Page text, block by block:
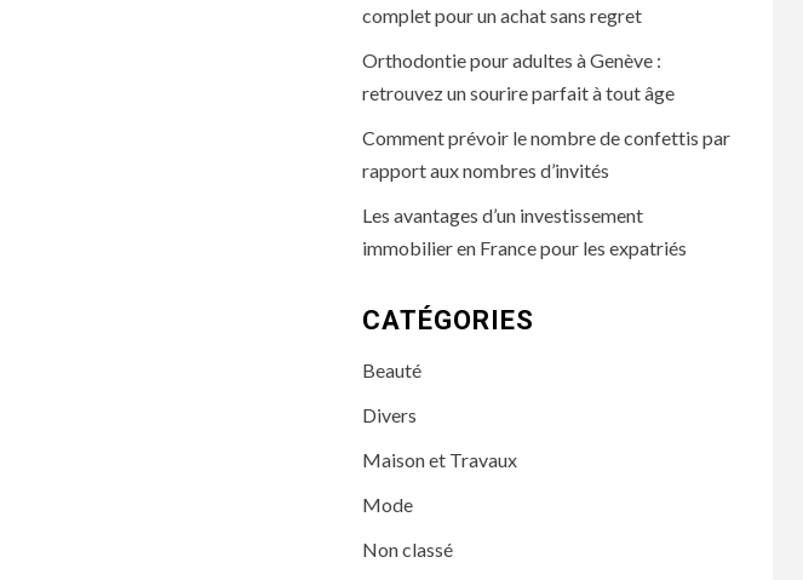
complet pour un achat sans regret
Orthodontie pour adultes à Genève :
retrouvez un sourire parfait à tout âge
Comment prévoir le nombre de confettis par
rapport aux nombres d’invités
Les avantages d’un investissement
immobilier en France pour les expatriés
CATÉGORIES
Beauté
Divers
Maison et Travaux
Mode
Non classé